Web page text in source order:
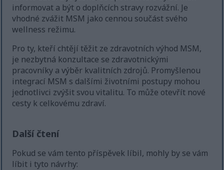
informovat a být o doplňcích stravy rozvážní. Je
vhodné zvážit MSM jako cennou součást svého
wellness režimu.
Pro ty, kteří chtějí těžit ze zdravotních výhod MSM,
je nezbytná konzultace se zdravotnickými
pracovníky a výběr kvalitních zdrojů. Promyšlenou
integrací MSM s dalšími životními postupy mohou
jednotlivci zvýšit svou vitalitu. To může otevřít nové
cesty k celkovému zdraví.
Další čtení
Pokud se vám tento příspěvek líbil, mohly by se vám
líbit i tyto návrhy: